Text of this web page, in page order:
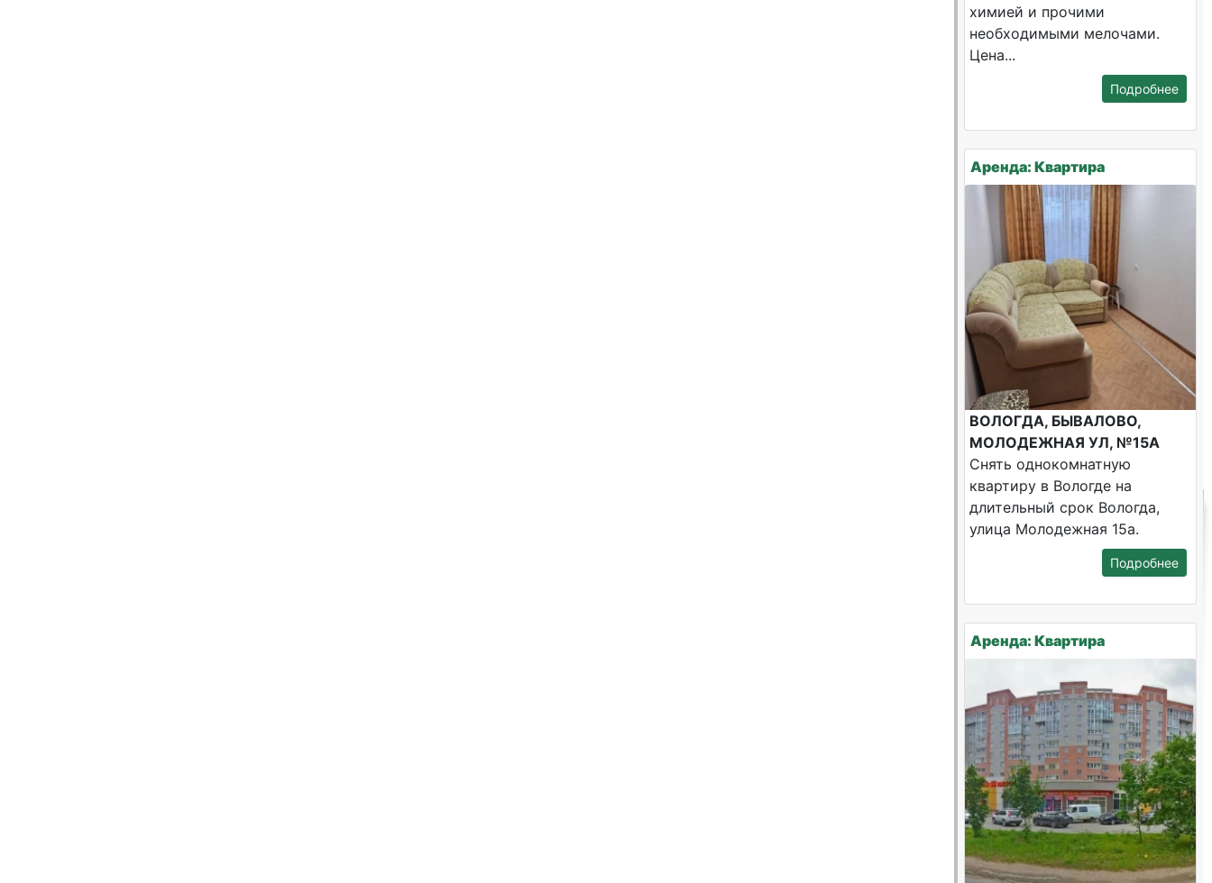
химией и прочими
необходимыми мелочами.
Цена...
Подробнее
Аренда: Квартира
ВОЛОГДА, БЫВАЛОВО,
МОЛОДЕЖНАЯ УЛ, №15А
Снять однокомнатную
квартиру в Вологде на
длительный срок Вологда,
улица Молодежная 15а.
Подробнее
Аренда: Квартира